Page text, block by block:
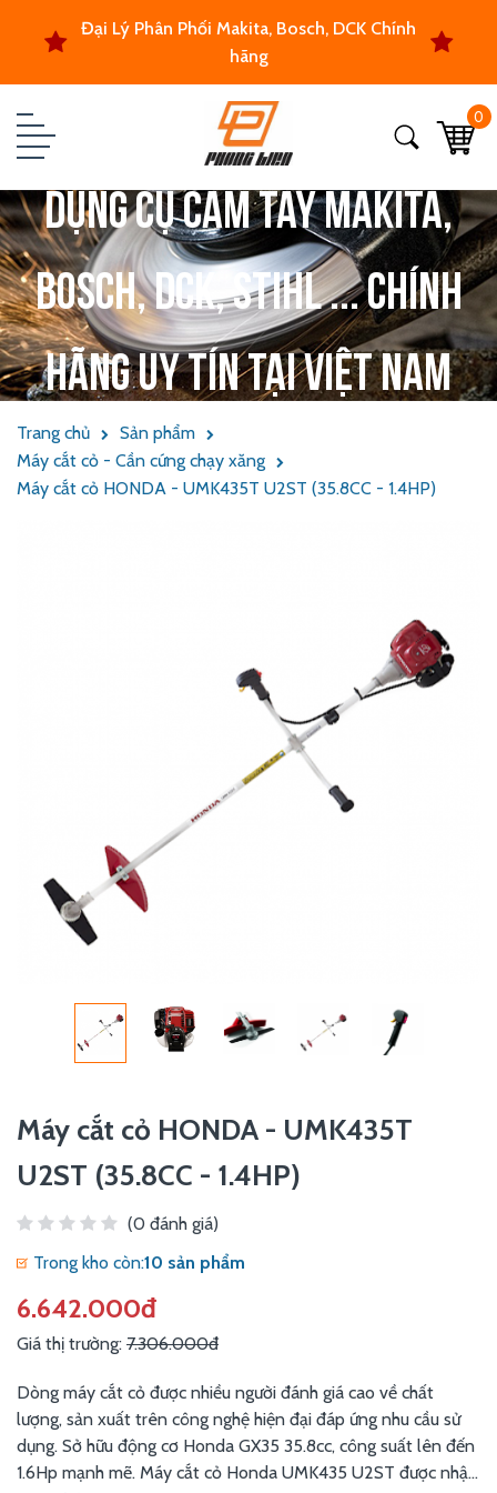
Đại Lý Phân Phối Makita, Bosch, DCK Chính
hãng
0
Dụng cụ cầm tay Makita,
Bosch, DCK, Stihl ... chính
hãng uy tín tại Việt Nam
Trang chủ
Sản phẩm
Máy cắt cỏ - Cần cứng chạy xăng
Máy cắt cỏ HONDA - UMK435T U2ST (35.8CC - 1.4HP)
Máy cắt cỏ HONDA - UMK435T
U2ST (35.8CC - 1.4HP)
(0 đánh giá)
Trong kho còn:10 sản phẩm
6.642.000đ
Giá thị trường: 7.306.000đ
Dòng máy cắt cỏ được nhiều người đánh giá cao về chất
lượng, sản xuất trên công nghệ hiện đại đáp ứng nhu cầu sử
dụng. Sở hữu động cơ Honda GX35 35.8cc, công suất lên đến
1.6Hp mạnh mẽ. Máy cắt cỏ Honda UMK435 U2ST được nhập